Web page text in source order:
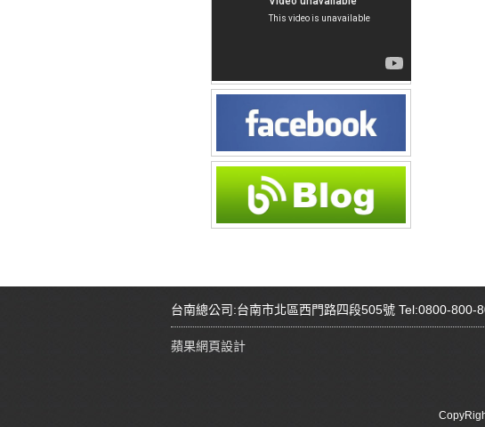
台南總公司:台南市北區西門路四段505號 Tel:0800-800-
蘋果網頁設計